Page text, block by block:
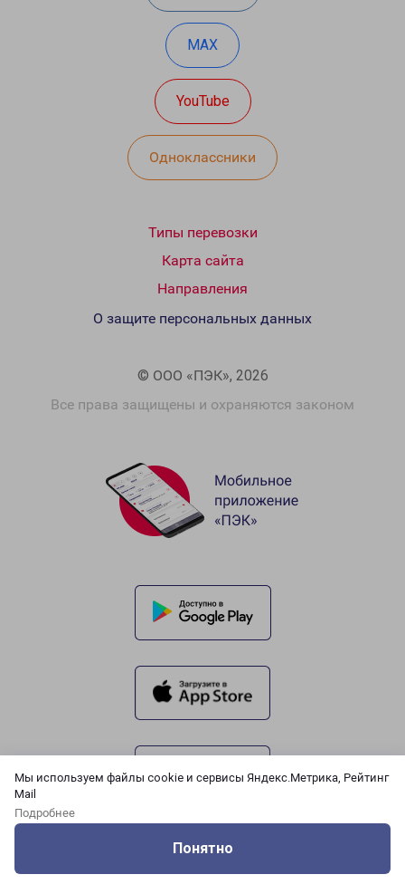
Мы используем файлы cookie и сервисы Яндекс.Метрика, Рейтинг
Mail
Подробнее
Понятно
MAX
YouTube
Одноклассники
Типы перевозки
Карта сайта
Направления
© ООО «ПЭК», 2026
Все права защищены и охраняются законом
О защите персональных данных